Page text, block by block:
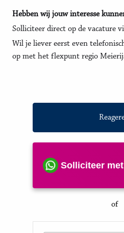
Hebben wij jouw interesse
Solliciteer direct op de vacature
Wil je liever eerst even
op met het flexpunt regio
Solliciteer
of